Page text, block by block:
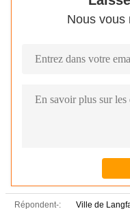
Nous vous
Répondent-: Ville de